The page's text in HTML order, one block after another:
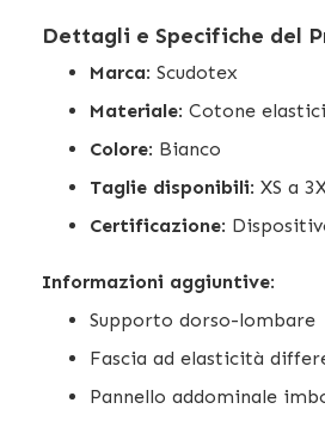
Dettagli e Specifiche del
Marca: Scudotex
Materiale: Cotone
Colore: Bianco
Taglie disponibili: XS a
Certificazione:
Informazioni aggiuntive:
Supporto dorso-lombare
Fascia ad elasticità
Pannello addominale